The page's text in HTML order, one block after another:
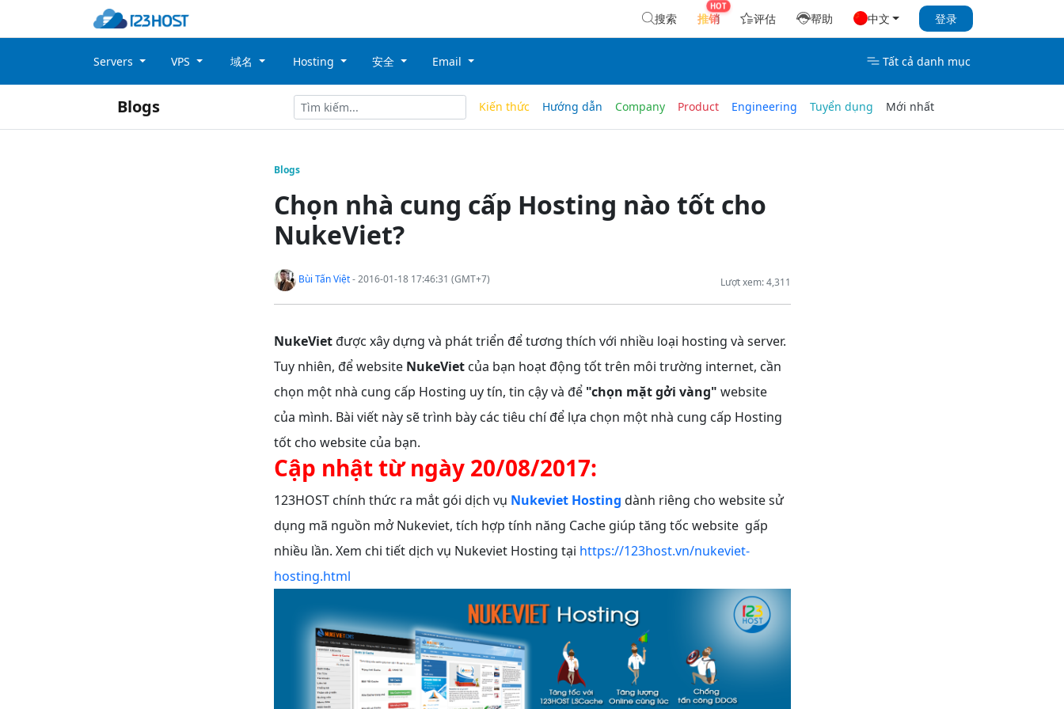
搜索 推销 评估 帮助 中文 登录
Servers VPS 域名 Hosting 安全 Email Tất cả danh mục
Blogs Kiến thức Hướng dẫn Company Product Engineering Tuyển dụng Mới nhất
Blogs
Chọn nhà cung cấp Hosting nào tốt cho
NukeViet?
Lượt xem: 4,311
Bùi Tấn Việt- 2016-01-18 17:46:31 (GMT+7)
NukeVietđược xây dựng và phát triển để tương thích với nhiều loại hosting và server.
Tuy nhiên, để website NukeVietcủa bạn hoạt động tốt trên môi trường internet, cần
chọn một nhà cung cấp Hosting uy tín, tin cậy và để"chọn mặt gởi vàng" website
của mình. Bài viết này sẽ trình bày các tiêu chí để lựa chọn một nhà cung cấp Hosting
tốt cho website của bạn.
Cập nhật từ ngày 20/08/2017:
123HOST chính thức ra mắt gói dịch vụ Nukeviet Hosting dành riêng cho website sử
dụng mã nguồn mở Nukeviet, tích hợp tính năng Cache giúp tăng tốc website gấp
nhiều lần. Xem chi tiết dịch vụ Nukeviet Hosting tại https://123host.vn/nukeviet-
hosting.html